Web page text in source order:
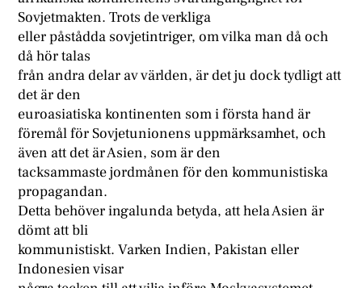
Sovjetmakten. Trots de verkliga
eller påstådda sovjetintriger, om vilka man då och
då hör talas
från andra delar av världen, är det ju dock tydligt att
det är den
euroasiatiska kontinenten som i första hand är
föremål för Sovjetunionens uppmärksamhet, och
även att det är Asien, som är den
tacksammaste jordmånen för den kommunistiska
propagandan.
Detta behöver ingalunda betyda, att hela Asien är
dömt att bli
kommunistiskt. Varken Indien, Pakistan eller
Indonesien visar